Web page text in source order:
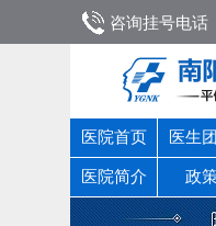
咨询挂号电话
医院首页 医生
医院简介 政